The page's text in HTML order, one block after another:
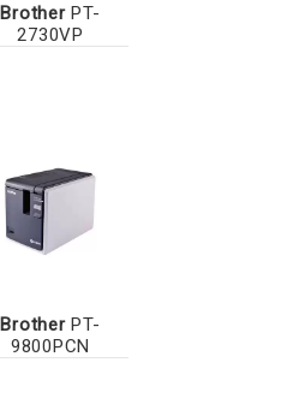
BrotherPT-
2730VP
BrotherPT-
9800PCN